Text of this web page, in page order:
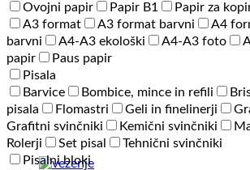
Ovojni papir
Papir B1
Papir za
A3 format
A3 format barvni A4
barvni
A4-A3 ekološki A4-A3 foto
papir
Paus papir
Pisala
Barvice
Bombice, mince in refili
pisala
Flomastri Geli in finelinerji
Grafitni svinčniki
Kemični svinčniki
Rolerji
Set pisal
Tehnični svinčniki
Pisalni bloki